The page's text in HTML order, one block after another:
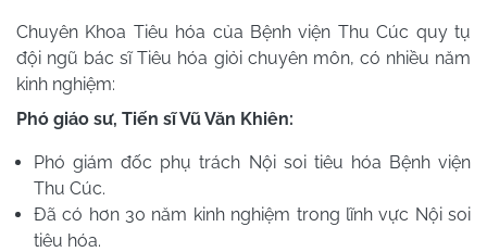
Chuyên Khoa Tiêu hóa của Bệnh viện Thu Cúc quy tụ
đội ngũ bác sĩ Tiêu hóa giỏi chuyên môn, có nhiều năm
kinh nghiệm:
Phó giáo sư, Tiến sĩ Vũ Văn Khiên:
Phó giám đốc phụ trách Nội soi tiêu hóa Bệnh viện
Thu Cúc.
Đã có hơn 30 năm kinh nghiệm trong lĩnh vực Nội soi
tiêu hóa.